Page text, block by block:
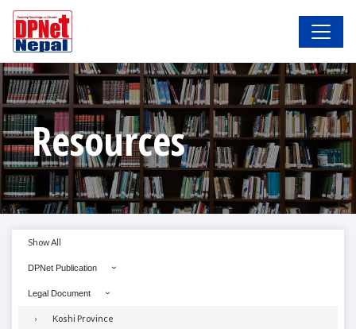
Resources
Show All
DPNet Publication
Legal Document
Koshi Province